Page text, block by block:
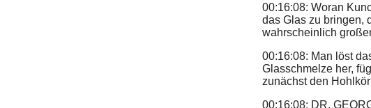
00:16:08: Woran
das Glas zu bringen,
wahrscheinlich
00:16:08: Man löst
Glasschmelze her,
zunächst den
00:16:08: DR.